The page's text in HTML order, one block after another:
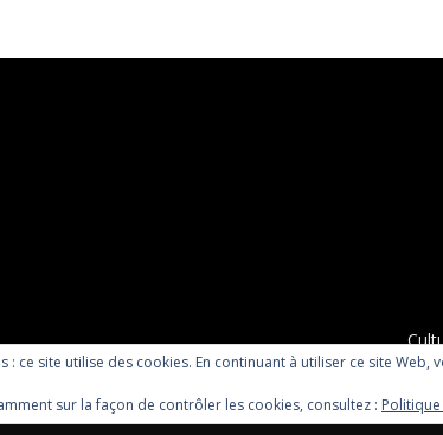
: ce site utilise des cookies. En continuant à utiliser ce site Web,
sur la façon de contrôler les cookies, consultez :